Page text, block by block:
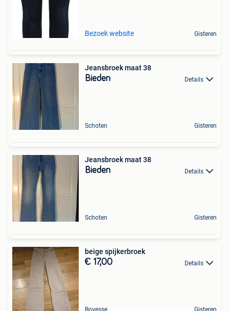
Bezoek website Gisteren
Jeansbroek maat 38
Bieden Details
Schoten Gisteren
Jeansbroek maat 38
Bieden Details
Schoten Gisteren
beige spijkerbroek
€ 17,00 Details